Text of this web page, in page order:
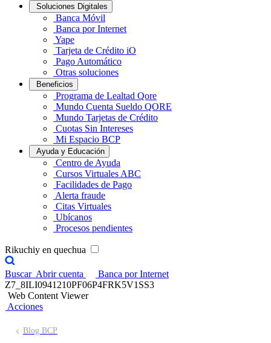
Soluciones Digitales
Banca Móvil
Banca por Internet
Yape
Tarjeta de Crédito iO
Pago Automático
Otras soluciones
Beneficios
Programa de Lealtad Qore
Mundo Cuenta Sueldo QORE
Mundo Tarjetas de Crédito
Cuotas Sin Intereses
Mi Espacio BCP
Ayuda y Educación
Centro de Ayuda
Cursos Virtuales ABC
Facilidades de Pago
Alerta fraude
Citas Virtuales
Ubícanos
Procesos pendientes
Rikuchiy en quechua
Buscar Abrir cuenta
Banca por Internet
Z7_8ILI0941210PF06P4FRK5V1SS3
Web Content Viewer
Acciones
Blog BCP